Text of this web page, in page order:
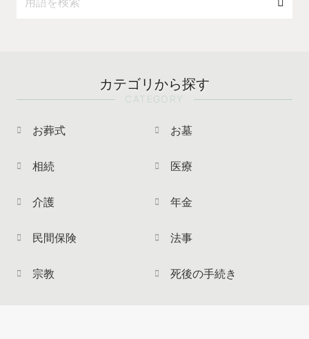
カテゴリから探す
CATEGORY
お葬式 お墓
相続 医療
介護 年金
民間保険 法事
宗教 死後の手続き